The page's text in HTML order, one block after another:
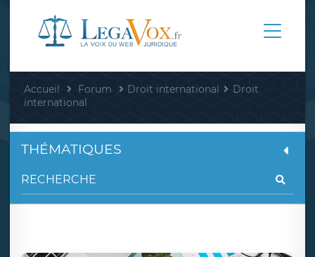
Accueil Forum Droit international
Droit
international
THÉMATIQUES